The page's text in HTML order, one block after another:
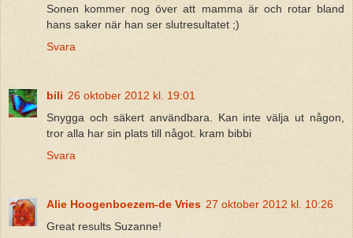
Sonen kommer nog över att mamma är och rotar bland
hans saker när han ser slutresultatet ;)
Svara
bili 26 oktober 2012 kl. 19:01
Snygga och säkert användbara. Kan inte välja ut någon,
tror alla har sin plats till något. kram bibbi
Svara
Alie Hoogenboezem-de Vries 27 oktober 2012 kl. 10:26
Great results Suzanne!